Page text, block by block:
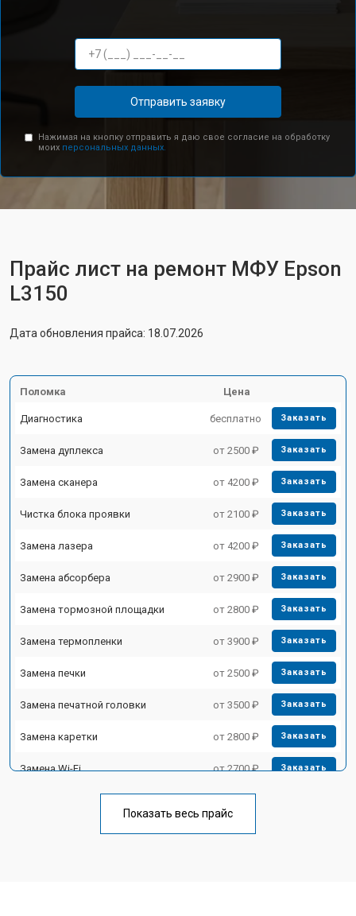
Отправить заявку
Нажимая на кнопку отправить я даю свое согласие на обработку
моих персональных данных.
Прайс лист на ремонт МФУ Epson
L3150
Дата обновления прайса: 18.07.2026
Поломка Цена
Диагностика бесплатно Заказать
Замена дуплекса от 2500 ₽ Заказать
Замена сканера от 4200 ₽ Заказать
Чистка блока проявки от 2100 ₽ Заказать
Замена лазера от 4200 ₽ Заказать
Замена абсорбера от 2900 ₽ Заказать
Замена тормозной площадки от 2800 ₽ Заказать
Замена термопленки от 3900 ₽ Заказать
Замена печки от 2500 ₽ Заказать
Замена печатной головки от 3500 ₽ Заказать
Замена каретки от 2800 ₽ Заказать
Замена Wi-Fi от 2700 ₽ Заказать
от 3500 ₽
Показать весь прайс